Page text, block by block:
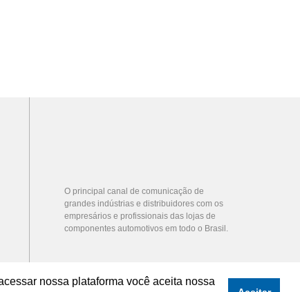
nossa plataforma você aceita nossa
O principal canal de comunicação de
grandes indústrias e distribuidores com os
empresários e profissionais das lojas de
componentes automotivos em todo o Brasil.